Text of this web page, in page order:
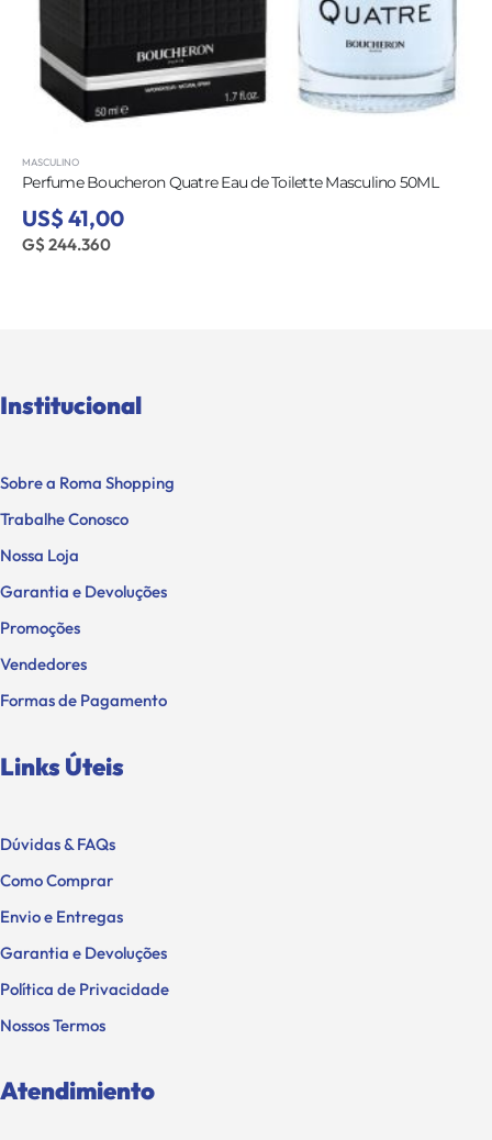
MASCULINO
Perfume Boucheron Quatre Eau de Toilette Masculino 50ML
US$ 41,00
G$ 244.360
Institucional
Sobre a Roma Shopping
Trabalhe Conosco
Nossa Loja
Garantia e Devoluções
Promoções
Vendedores
Formas de Pagamento
Links Úteis
Dúvidas & FAQs
Como Comprar
Envio e Entregas
Garantia e Devoluções
Política de Privacidade
Nossos Termos
Atendimiento